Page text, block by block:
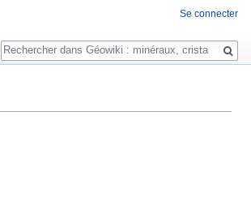
Se connecter
Rechercher